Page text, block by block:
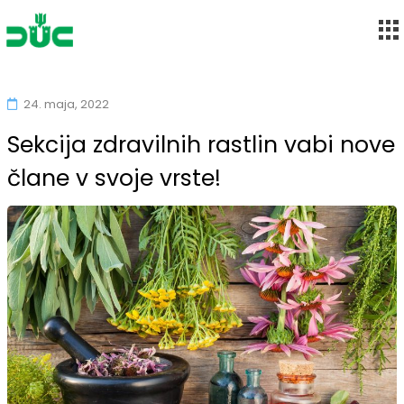
to
Društvo upokojencev Maribor-Center
24. maja, 2022
Sekcija zdravilnih rastlin vabi nove
člane v svoje vrste!